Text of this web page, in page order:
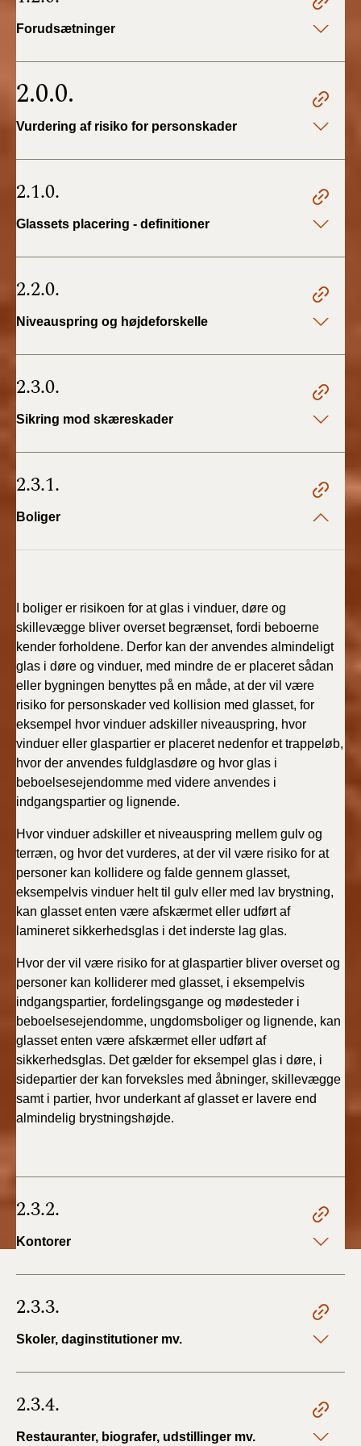
2019)
2018)
BR15 (2015-2018)
Forudsætninger
2.0.0.
Vurdering af risiko for personskader
2.1.0.
Glassets placering - definitioner
2.2.0.
Niveauspring og højdeforskelle
2.3.0.
Sikring mod skæreskader
2.3.1.
Boliger
I boliger er risikoen for at glas i vinduer, døre og
skillevægge bliver overset begrænset, fordi beboerne
kender forholdene. Derfor kan der anvendes almindeligt
glas i døre og vinduer, med mindre de er placeret sådan
eller bygningen benyttes på en måde, at der vil være
risiko for personskader ved kollision med glasset, for
eksempel hvor vinduer adskiller niveauspring, hvor
vinduer eller glaspartier er placeret nedenfor et trappeløb,
hvor der anvendes fuldglasdøre og hvor glas i
beboelsesejendomme med videre anvendes i
indgangspartier og lignende.
Hvor vinduer adskiller et niveauspring mellem gulv og
terræn, og hvor det vurderes, at der vil være risiko for at
personer kan kollidere og falde gennem glasset,
eksempelvis vinduer helt til gulv eller med lav brystning,
kan glasset enten være afskærmet eller udført af
lamineret sikkerhedsglas i det inderste lag glas.
Hvor der vil være risiko for at glaspartier bliver overset og
personer kan kolliderer med glasset, i eksempelvis
indgangspartier, fordelingsgange og mødesteder i
beboelsesejendomme, ungdomsboliger og lignende, kan
glasset enten være afskærmet eller udført af
sikkerhedsglas. Det gælder for eksempel glas i døre, i
sidepartier der kan forveksles med åbninger, skillevægge
samt i partier, hvor underkant af glasset er lavere end
almindelig brystningshøjde.
2.3.2.
Kontorer
2.3.3.
Skoler, daginstitutioner mv.
2.3.4.
Restauranter, biografer, udstillinger mv.